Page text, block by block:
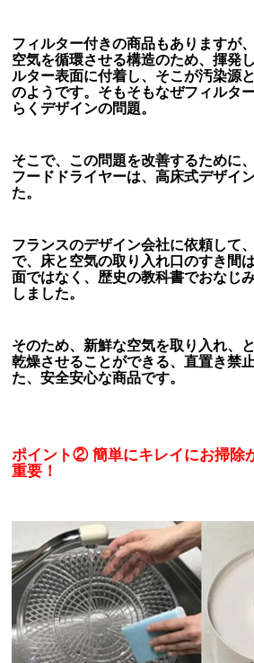
フィルター付きの商品もありますが
空気を循環させる構造のため、揮発
ルター表面に付着し、そこが汚染源
のようです。そもそもなぜフィルタ
らくデザインの問題。
そこで、この問題を改善するために
フードドライヤーは、高床式デザイ
た。
フランスのデザイン会社に依頼して
で、床と空気の取り入れ口のすき間
面ではなく、歴史の教科書でおなじ
しました。
そのため、新鮮な空気を取り入れ、
乾燥させることができる、直置き禁
た、安全安心な商品です。
ポイント② 簡単にキレイにお掃除
重要！